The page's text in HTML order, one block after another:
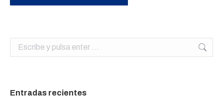
Buscar:
Entradas recientes